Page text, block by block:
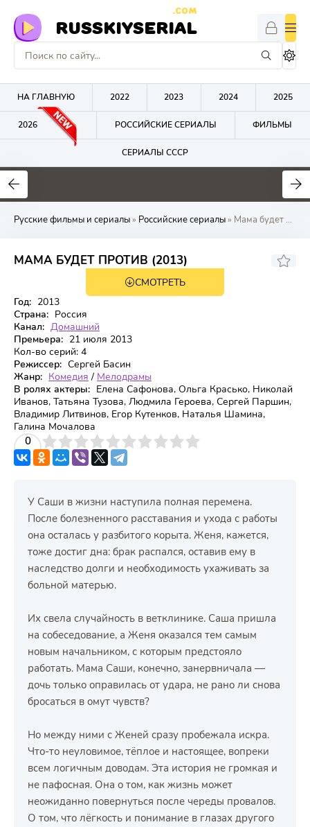
RUSSKIYSERIAL
.COM
НА ГЛАВНУЮ 2022 2023 2024 2025
2026 РОССИЙСКИЕ СЕРИАЛЫ ФИЛЬМЫ
СЕРИАЛЫ СССР
0
Русские фильмы и сериалы» Российские сериалы» Мама будет
МАМА БУДЕТ ПРОТИВ (2013)
СМОТРЕТЬ
Год: 2013
Страна: Россия
Канал: Домашний
Премьера: 21 июля 2013
Кол-во серий: 4
Режиссер: Сергей Басин
Жанр: Комедия / Мелодрамы
В ролях актеры: Елена Сафонова, Ольга Красько, Николай
Иванов, Татьяна Тузова, Людмила Героева, Сергей Паршин,
Владимир Литвинов, Егор Кутенков, Наталья Шамина,
Галина Мочалова
0
4 5 6 7 8 9 10
У Саши в жизни наступила полная перемена.
После болезненного расставания и ухода с работы
она осталась у разбитого корыта. Женя, кажется,
тоже достиг дна: брак распался, оставив ему в
наследство долги и необходимость ухаживать за
больной матерью.
Их свела случайность в ветклинике. Саша пришла
на собеседование, а Женя оказался тем самым
новым начальником, с которым предстояло
работать. Мама Саши, конечно, занервничала —
дочь только оправилась от удара, не рано ли снова
бросаться в омут чувств?
Но между ними с Женей сразу пробежала искра.
Что-то неуловимое, тёплое и настоящее, вопреки
всем логичным доводам. Эта история не громкая и
не пафосная. Она о том, как жизнь может
неожиданно повернуться после череды провалов.
О том, что лёгкость и понимание в глазах другого